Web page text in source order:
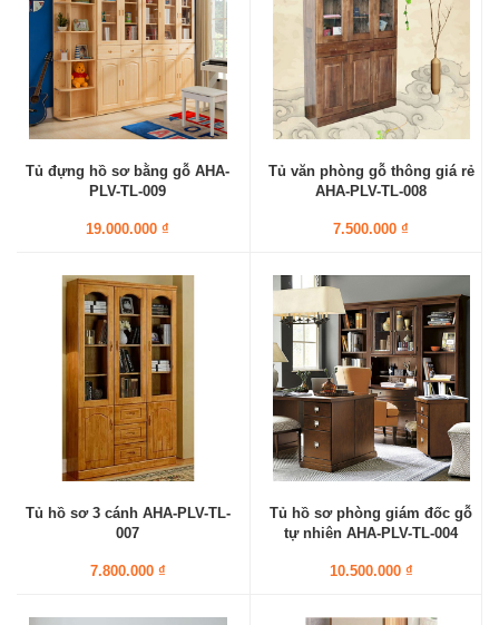
Tủ đựng hồ sơ bằng gỗ AHA-
PLV-TL-009
19.000.000 ₫
Tủ văn phòng gỗ thông giá rẻ
AHA-PLV-TL-008
7.500.000 ₫
Tủ hồ sơ 3 cánh AHA-PLV-TL-
007
7.800.000 ₫
Tủ hồ sơ phòng giám đốc gỗ
tự nhiên AHA-PLV-TL-004
10.500.000 ₫